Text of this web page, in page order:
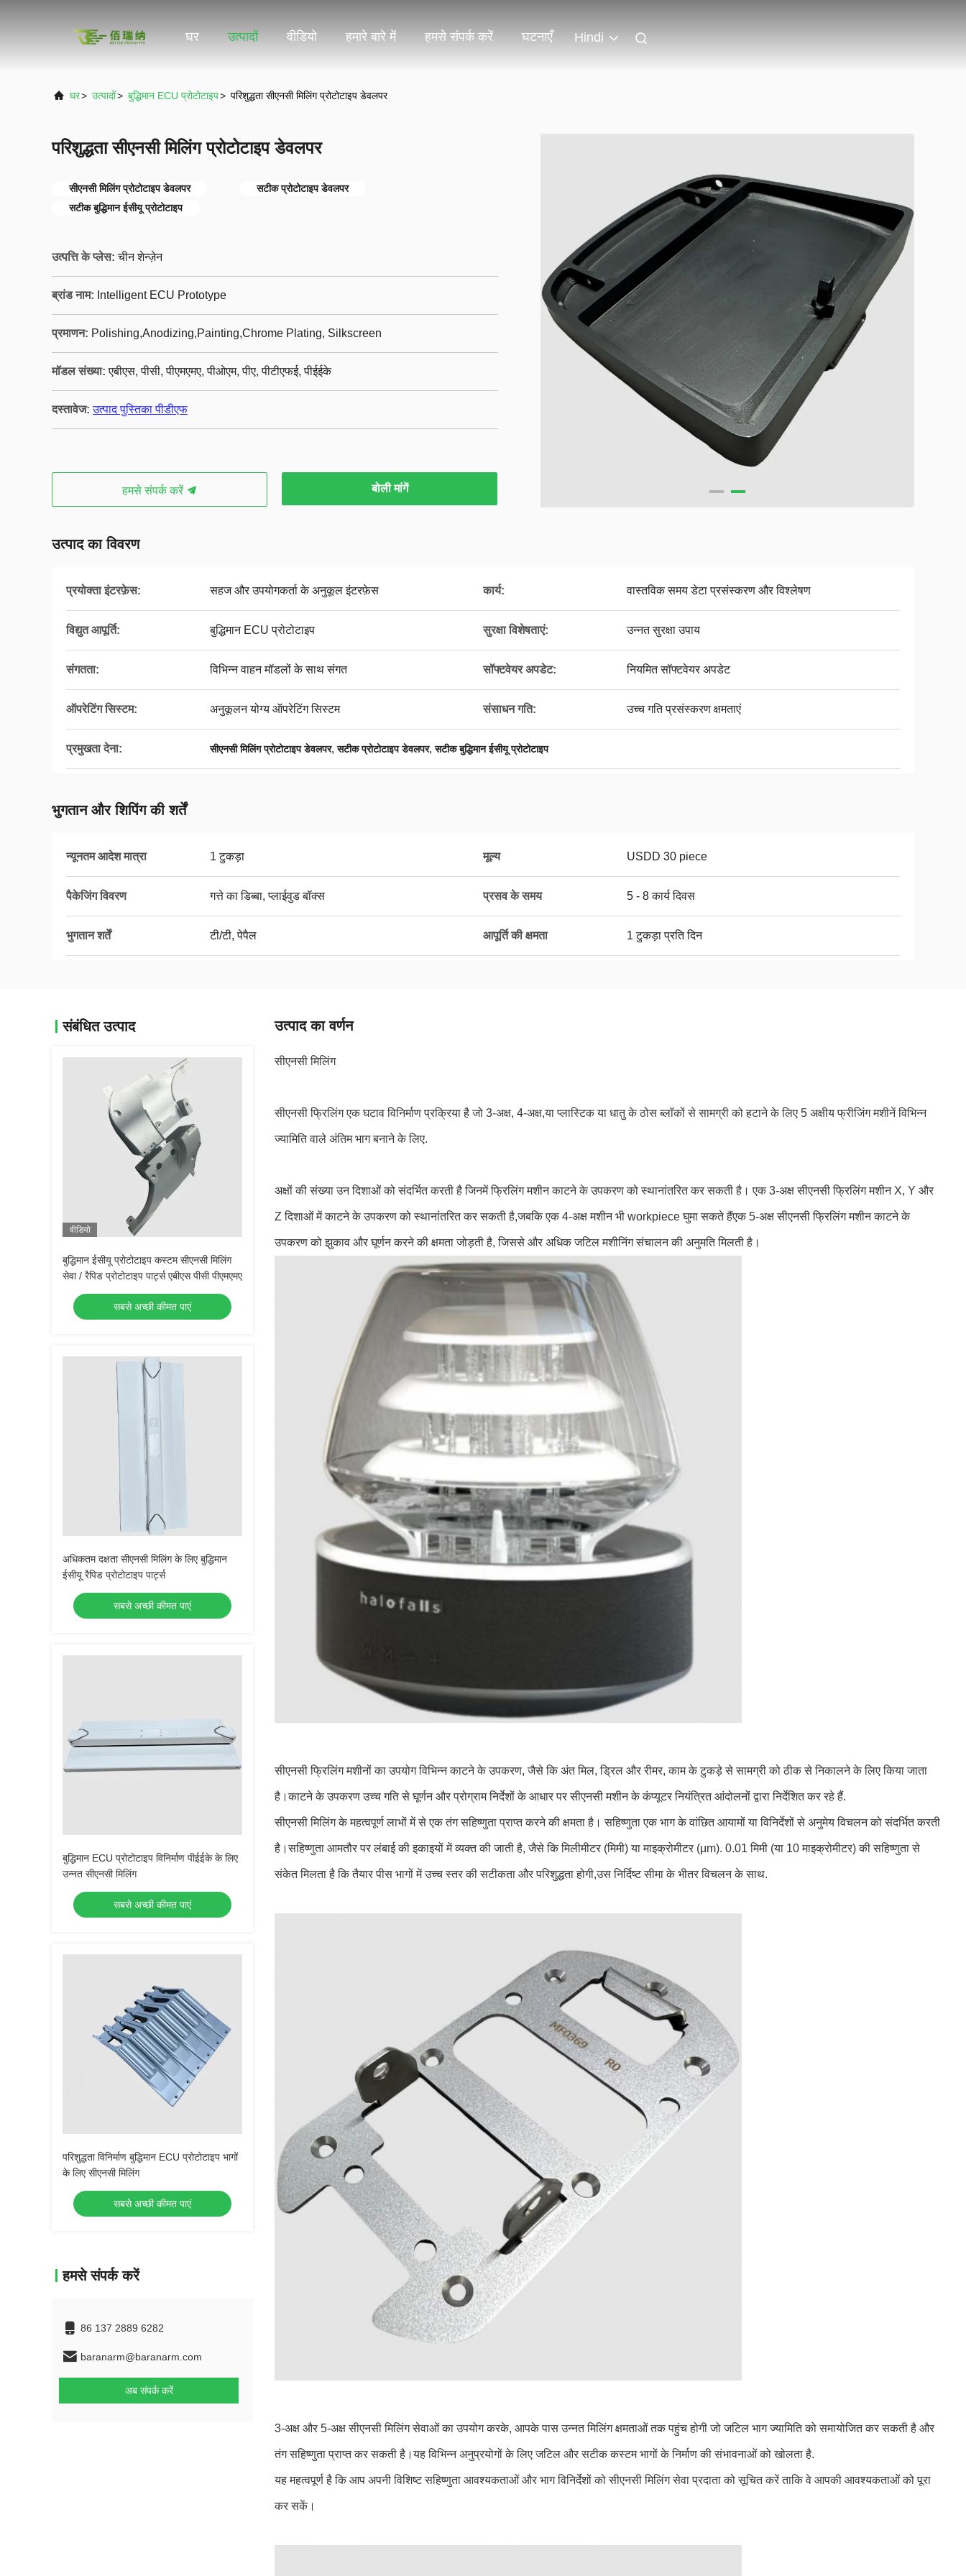
घर उत्पादों वीडियो हमारे बारे में हमसे संपर्क करें घटनाएँ Hindi
घर> उत्पादों> बुद्धिमान ECU प्रोटोटाइप> परिशुद्धता सीएनसी मिलिंग प्रोटोटाइप डेवलपर
परिशुद्धता सीएनसी मिलिंग प्रोटोटाइप डेवलपर
सीएनसी मिलिंग प्रोटोटाइप डेवलपर
सटीक प्रोटोटाइप डेवलपर
सटीक बुद्धिमान ईसीयू प्रोटोटाइप
उत्पत्ति के प्लेस: चीन शेन्ज़ेन
ब्रांड नाम: Intelligent ECU Prototype
प्रमाणन: Polishing,Anodizing,Painting,Chrome Plating, Silkscreen
मॉडल संख्या: एबीएस, पीसी, पीएमएमए, पीओएम, पीए, पीटीएफई, पीईईके
दस्तावेज: उत्पाद पुस्तिका पीडीएफ
हमसे संपर्क करें बोली मांगें
उत्पाद का विवरण
प्रयोक्ता इंटरफ़ेस: सहज और उपयोगकर्ता के अनुकूल इंटरफ़ेस कार्य: वास्तविक समय डेटा प्रसंस्करण और विश्लेषण
विद्युत आपूर्ति: बुद्धिमान ECU प्रोटोटाइप सुरक्षा विशेषताएं: उन्नत सुरक्षा उपाय
संगतता: विभिन्न वाहन मॉडलों के साथ संगत सॉफ्टवेयर अपडेट: नियमित सॉफ्टवेयर अपडेट
ऑपरेटिंग सिस्टम: अनुकूलन योग्य ऑपरेटिंग सिस्टम संसाधन गति: उच्च गति प्रसंस्करण क्षमताएं
प्रमुखता देना: सीएनसी मिलिंग प्रोटोटाइप डेवलपर,सटीक प्रोटोटाइप डेवलपर,सटीक बुद्धिमान ईसीयू प्रोटोटाइप
भुगतान और शिपिंग की शर्तें
न्यूनतम आदेश मात्रा 1 टुकड़ा मूल्य USDD 30 piece
पैकेजिंग विवरण गत्ते का डिब्बा, प्लाईवुड बॉक्स प्रसव के समय 5 - 8 कार्य दिवस
भुगतान शर्तें टी/टी, पेपैल आपूर्ति की क्षमता 1 टुकड़ा प्रति दिन
संबंधित उत्पाद
वीडियो
बुद्धिमान ईसीयू प्रोटोटाइप कस्टम सीएनसी मिलिंग
सेवा / रैपिड प्रोटोटाइप पार्ट्स एबीएस पीसी पीएमएमए
सबसे अच्छी कीमत पाएं
अधिकतम दक्षता सीएनसी मिलिंग के लिए बुद्धिमान
ईसीयू रैपिड प्रोटोटाइप पार्ट्स
सबसे अच्छी कीमत पाएं
बुद्धिमान ECU प्रोटोटाइप विनिर्माण पीईईके के लिए
उन्नत सीएनसी मिलिंग
सबसे अच्छी कीमत पाएं
परिशुद्धता विनिर्माण बुद्धिमान ECU प्रोटोटाइप भागों
के लिए सीएनसी मिलिंग
सबसे अच्छी कीमत पाएं
हमसे संपर्क करें
86 137 2889 6282
baranarm@baranarm.com
अब संपर्क करें
उत्पाद का वर्णन
सीएनसी मिलिंग
सीएनसी फ्रिलिंग एक घटाव विनिर्माण प्रक्रिया है जो 3-अक्ष, 4-अक्ष,या प्लास्टिक या धातु के ठोस ब्लॉकों से सामग्री को हटाने के लिए 5 अक्षीय फ्रीजिंग मशीनें विभिन्न
ज्यामिति वाले अंतिम भाग बनाने के लिए.
अक्षों की संख्या उन दिशाओं को संदर्भित करती है जिनमें फ्रिलिंग मशीन काटने के उपकरण को स्थानांतरित कर सकती है। एक 3-अक्ष सीएनसी फ्रिलिंग मशीन X, Y और
Z दिशाओं में काटने के उपकरण को स्थानांतरित कर सकती है,जबकि एक 4-अक्ष मशीन भी workpiece घुमा सकते हैंएक 5-अक्ष सीएनसी फ्रिलिंग मशीन काटने के
उपकरण को झुकाव और घूर्णन करने की क्षमता जोड़ती है, जिससे और अधिक जटिल मशीनिंग संचालन की अनुमति मिलती है।
सीएनसी फ्रिलिंग मशीनों का उपयोग विभिन्न काटने के उपकरण, जैसे कि अंत मिल, ड्रिल और रीमर, काम के टुकड़े से सामग्री को ठीक से निकालने के लिए किया जाता
है।काटने के उपकरण उच्च गति से घूर्णन और प्रोग्राम निर्देशों के आधार पर सीएनसी मशीन के कंप्यूटर नियंत्रित आंदोलनों द्वारा निर्देशित कर रहे हैं.
सीएनसी मिलिंग के महत्वपूर्ण लाभों में से एक तंग सहिष्णुता प्राप्त करने की क्षमता है। सहिष्णुता एक भाग के वांछित आयामों या विनिर्देशों से अनुमेय विचलन को संदर्भित करती
है।सहिष्णुता आमतौर पर लंबाई की इकाइयों में व्यक्त की जाती है, जैसे कि मिलीमीटर (मिमी) या माइक्रोमीटर (μm). 0.01 मिमी (या 10 माइक्रोमीटर) की सहिष्णुता से
संकेत मिलता है कि तैयार पीस भागों में उच्च स्तर की सटीकता और परिशुद्धता होगी,उस निर्दिष्ट सीमा के भीतर विचलन के साथ.
3-अक्ष और 5-अक्ष सीएनसी मिलिंग सेवाओं का उपयोग करके, आपके पास उन्नत मिलिंग क्षमताओं तक पहुंच होगी जो जटिल भाग ज्यामिति को समायोजित कर सकती है और
तंग सहिष्णुता प्राप्त कर सकती है।यह विभिन्न अनुप्रयोगों के लिए जटिल और सटीक कस्टम भागों के निर्माण की संभावनाओं को खोलता है.
यह महत्वपूर्ण है कि आप अपनी विशिष्ट सहिष्णुता आवश्यकताओं और भाग विनिर्देशों को सीएनसी मिलिंग सेवा प्रदाता को सूचित करें ताकि वे आपकी आवश्यकताओं को पूरा
कर सकें।